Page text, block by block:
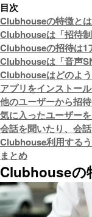
目次
Clubhouseの特徴と
Clubhouseは「招待制
Clubhouseの招待は1
Clubhouseは「音声
Clubhouseはどのよ
アプリをインストー
他のユーザーから招
気に入ったユーザー
会話を聞いたり、会
Clubhouse利用する
まとめ
Clubhouseの